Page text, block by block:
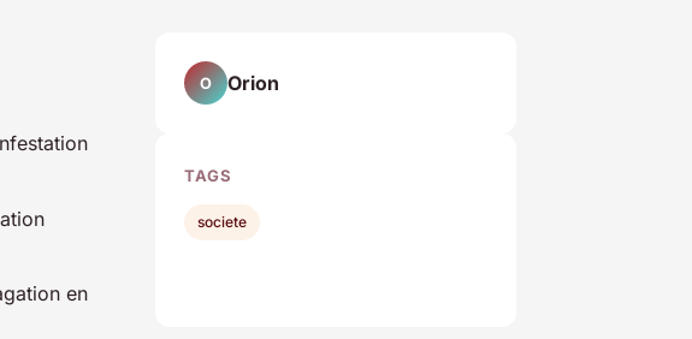
en
O Orion
TAGS
societe